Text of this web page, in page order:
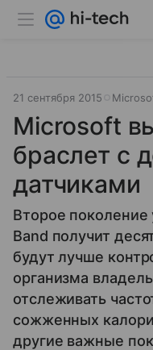
21 сентября 2015
Microsoft
браслет с
датчиками
Второе
Band получит
будут лучше
организма
отслеживать
сожженных
другие важные